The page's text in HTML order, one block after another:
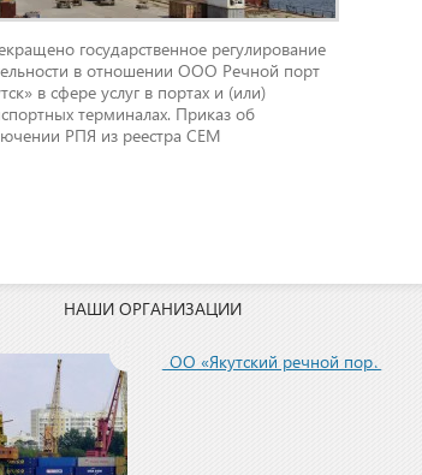
государственное регулирование
в отношении ООО Речной порт
в сфере услуг в портах и (или)
терминалах. Приказ об
РПЯ из реестра СЕМ
НАШИ ОРГАНИЗАЦИИ
речной порт»